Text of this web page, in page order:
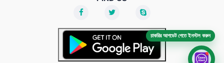
চাকরির আপডেট পেতে ইনস্টল করুন